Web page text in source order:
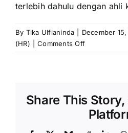
terlebih dahulu dengan ahli
By Tika Ulfianinda December
(HR)
Comments Offon
(SOP)
Standar
Operasional
Share This